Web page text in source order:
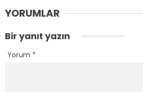
YORUMLAR
Bir yanıt yazın
Yorum *